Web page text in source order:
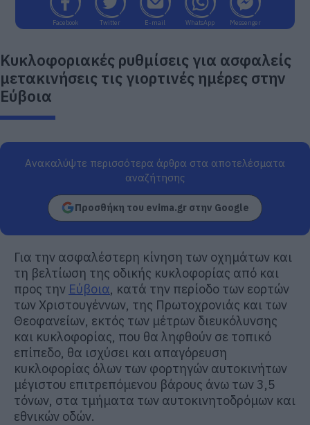
Facebook Twitter E-mail WhatsApp Messenger
Κυκλοφοριακές ρυθμίσεις για ασφαλείς
μετακινήσεις τις γιορτινές ημέρες στην
Εύβοια
Ανακαλύψτε περισσότερα άρθρα στα αποτελέσματα
αναζήτησης
Προσθήκη του evima.gr στην Google
Για την ασφαλέστερη κίνηση των οχημάτων και
τη βελτίωση της οδικής κυκλοφορίας από και
προς την Εύβοια, κατά την περίοδο των εορτών
των Χριστουγέννων, της Πρωτοχρονιάς και των
Θεοφανείων, εκτός των μέτρων διευκόλυνσης
και κυκλοφορίας, που θα ληφθούν σε τοπικό
επίπεδο, θα ισχύσει και απαγόρευση
κυκλοφορίας όλων των φορτηγών αυτοκινήτων
μέγιστου επιτρεπόμενου βάρους άνω των 3,5
τόνων, στα τμήματα των αυτοκινητοδρόμων και
εθνικών οδών.